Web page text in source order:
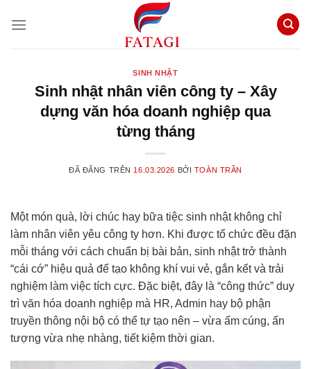
đến
SINH NHẬT
Sinh nhật nhân viên công ty – Xây
dựng văn hóa doanh nghiệp qua
từng tháng
ĐÃ ĐĂNG TRÊN 16.03.2026 BỞI TOÀN TRẦN
Một món quà, lời chúc hay bữa tiệc sinh nhật không chỉ
làm nhân viên yêu công ty hơn. Khi được tổ chức đều đặn
mỗi tháng với cách chuẩn bị bài bản, sinh nhật trở thành
“cái cớ” hiệu quả để tạo không khí vui vẻ, gắn kết và trải
nghiệm làm việc tích cực. Đặc biệt, đây là “công thức” duy
trì văn hóa doanh nghiệp mà HR, Admin hay bộ phận
truyền thông nội bộ có thể tự tạo nên – vừa ấm cúng, ấn
tượng vừa nhẹ nhàng, tiết kiệm thời gian.